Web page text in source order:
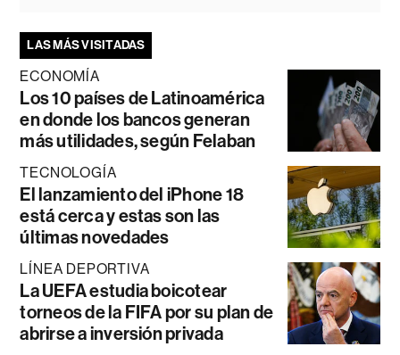
LAS MÁS VISITADAS
ECONOMÍA
Los 10 países de Latinoamérica
en donde los bancos generan
más utilidades, según Felaban
TECNOLOGÍA
El lanzamiento del iPhone 18
está cerca y estas son las
últimas novedades
LÍNEA DEPORTIVA
La UEFA estudia boicotear
torneos de la FIFA por su plan de
abrirse a inversión privada